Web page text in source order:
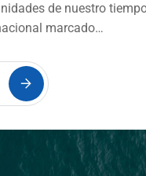
de nuestro
marcado…